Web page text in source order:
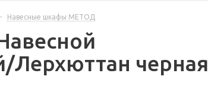
- Навесные шкафы МЕТОД
черная